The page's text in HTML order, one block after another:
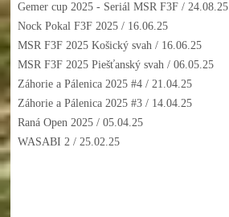
Gemer cup 2025 - Seriál MSR F3F/ 24.08.25
Nock Pokal F3F 2025/ 16.06.25
MSR F3F 2025 Košický svah/ 16.06.25
MSR F3F 2025 Piešťanský svah/ 06.05.25
Záhorie a Pálenica 2025 #4/ 21.04.25
Záhorie a Pálenica 2025 #3/ 14.04.25
Raná Open 2025/ 05.04.25
WASABI 2/ 25.02.25